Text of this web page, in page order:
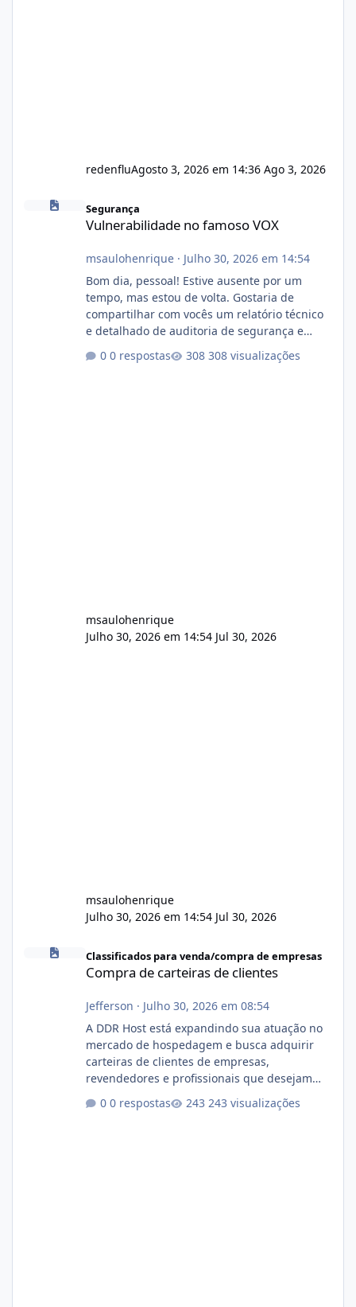
redenfluAgosto 3, 2026 em 14:36 Ago 3, 2026
Segurança
Vulnerabilidade no famoso VOX
msaulohenrique· Julho 30, 2026 em 14:54
Bom dia, pessoal! Estive ausente por um
tempo, mas estou de volta. Gostaria de
compartilhar com vocês um relatório técnico
e detalhado de auditoria de segurança e
atualmente em circulação e comercialização
0 respostas 308 visualizações
msaulohenrique
Julho 30, 2026 em 14:54 Jul 30, 2026
msaulohenrique
Julho 30, 2026 em 14:54 Jul 30, 2026
Compra de carteiras de clientes
Classificados para venda/compra de empresas
Compra de carteiras de clientes
Jefferson · Julho 30, 2026 em 08:54
A DDR Host está expandindo sua atuação no
mercado de hospedagem e busca adquirir
carteiras de clientes de empresas,
revendedores e profissionais que desejam
encerrar suas atividades ou reduzir sua
operação. Se você possui clientes ativos de
0 respostas 243 visualizações